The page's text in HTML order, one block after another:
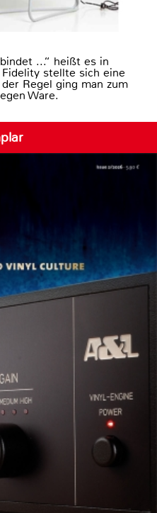
...“ heißt es in
stellte sich eine
Regel ging man zum
Ware.